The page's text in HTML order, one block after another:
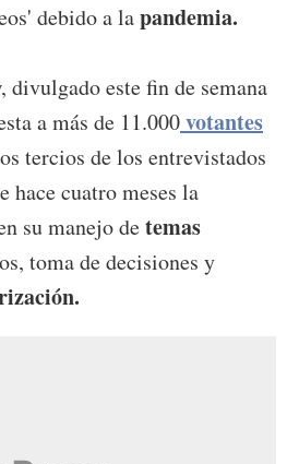
debido a lapandemia.
divulgado este fin de semana
a más de 11.000votantes
tercios de los entrevistados
hace cuatro meses la
su manejo detemas
toma de decisiones y